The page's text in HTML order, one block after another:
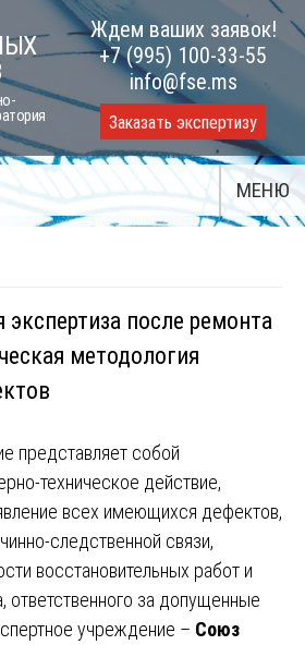
Ждем ваших заявок!
+7 (995) 100-33-55
info@fse.ms
Заказать экспертизу
МЕНЮ
экспертиза после ремонта
методология
представляет собой
техническое действие,
всех имеющихся дефектов,
следственной связи,
восстановительных работ и
ответственного за допущенные
учреждение – Союз